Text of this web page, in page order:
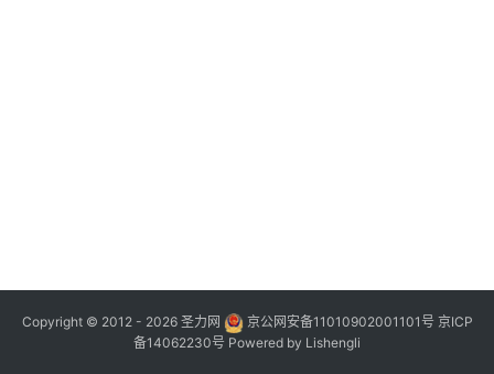
Copyright © 2012 - 2026 圣力网 京公网安备11010902001101号 京ICP
备14062230号 Powered by Lishengli